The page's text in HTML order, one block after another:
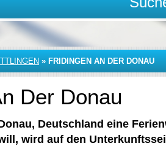
» FRIDINGEN AN DER DONAU
Der Donau
Deutschland eine
wird auf den